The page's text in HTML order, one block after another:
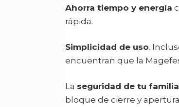
Ahorra tiempo y energía
rápida.
Simplicidad de uso.
encuentran que la
La seguridad de tu familia
bloque de cierre y